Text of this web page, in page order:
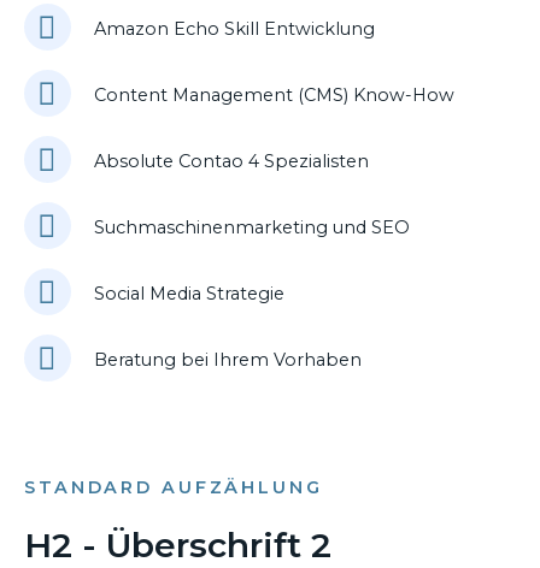
Amazon Echo Skill Entwicklung
Content Management (CMS) Know-How
Absolute Contao 4 Spezialisten
Suchmaschinenmarketing und SEO
Social Media Strategie
Beratung bei Ihrem Vorhaben
STANDARD AUFZÄHLUNG
H2 - Überschrift 2